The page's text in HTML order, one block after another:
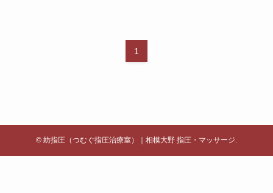
1
© 紡指圧（つむぐ指圧治療室）｜相模大野 指圧・マッサージ.